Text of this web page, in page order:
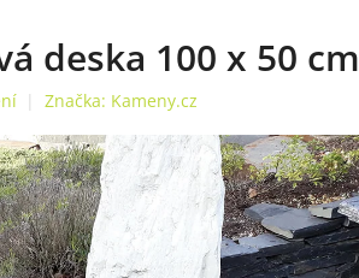
deska 100 x 50 cm
Značka: Kameny.cz